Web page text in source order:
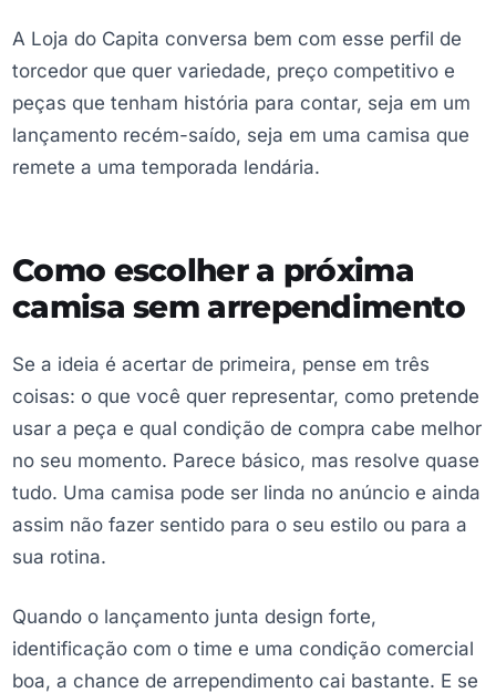
A Loja do Capita conversa bem com esse perfil de
torcedor que quer variedade, preço competitivo e
peças que tenham história para contar, seja em um
lançamento recém-saído, seja em uma camisa que
remete a uma temporada lendária.
Como escolher a próxima
camisa sem arrependimento
Se a ideia é acertar de primeira, pense em três
coisas: o que você quer representar, como pretende
usar a peça e qual condição de compra cabe melhor
no seu momento. Parece básico, mas resolve quase
tudo. Uma camisa pode ser linda no anúncio e ainda
assim não fazer sentido para o seu estilo ou para a
sua rotina.
Quando o lançamento junta design forte,
identificação com o time e uma condição comercial
boa, a chance de arrependimento cai bastante. E se